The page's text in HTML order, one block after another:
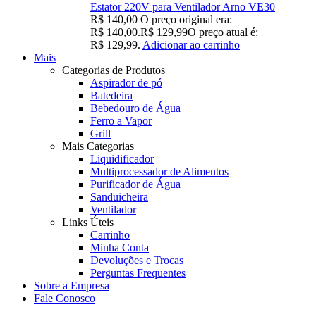
Estator 220V para Ventilador Arno VE30
R$140,00 O preço original era:
R$ 140,00.R$ 129,99O preço atual é:
R$ 129,99. Adicionar ao carrinho
Mais
Categorias de Produtos
Aspirador de pó
Batedeira
Bebedouro de Água
Ferro a Vapor
Grill
Mais Categorias
Liquidificador
Multiprocessador de Alimentos
Purificador de Água
Sanduicheira
Ventilador
Links Úteis
Carrinho
Minha Conta
Devoluções e Trocas
Perguntas Frequentes
Sobre a Empresa
Fale Conosco